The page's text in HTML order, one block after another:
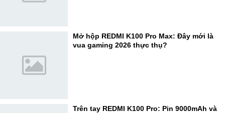
Mở hộp REDMI K100 Pro Max: Đây mới là
vua gaming 2026 thực thụ?
Trên tay REDMI K100 Pro: Pin 9000mAh và